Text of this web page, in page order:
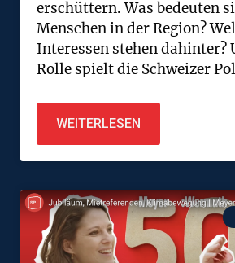
erschüttern. Was bedeuten
Menschen in der Region?
Interessen stehen dahinter?
Rolle spielt die Schweizer
WEITERLESEN